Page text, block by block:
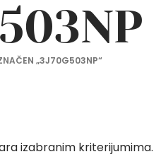
„3J70G503NP“
izabranim kriterijumima.